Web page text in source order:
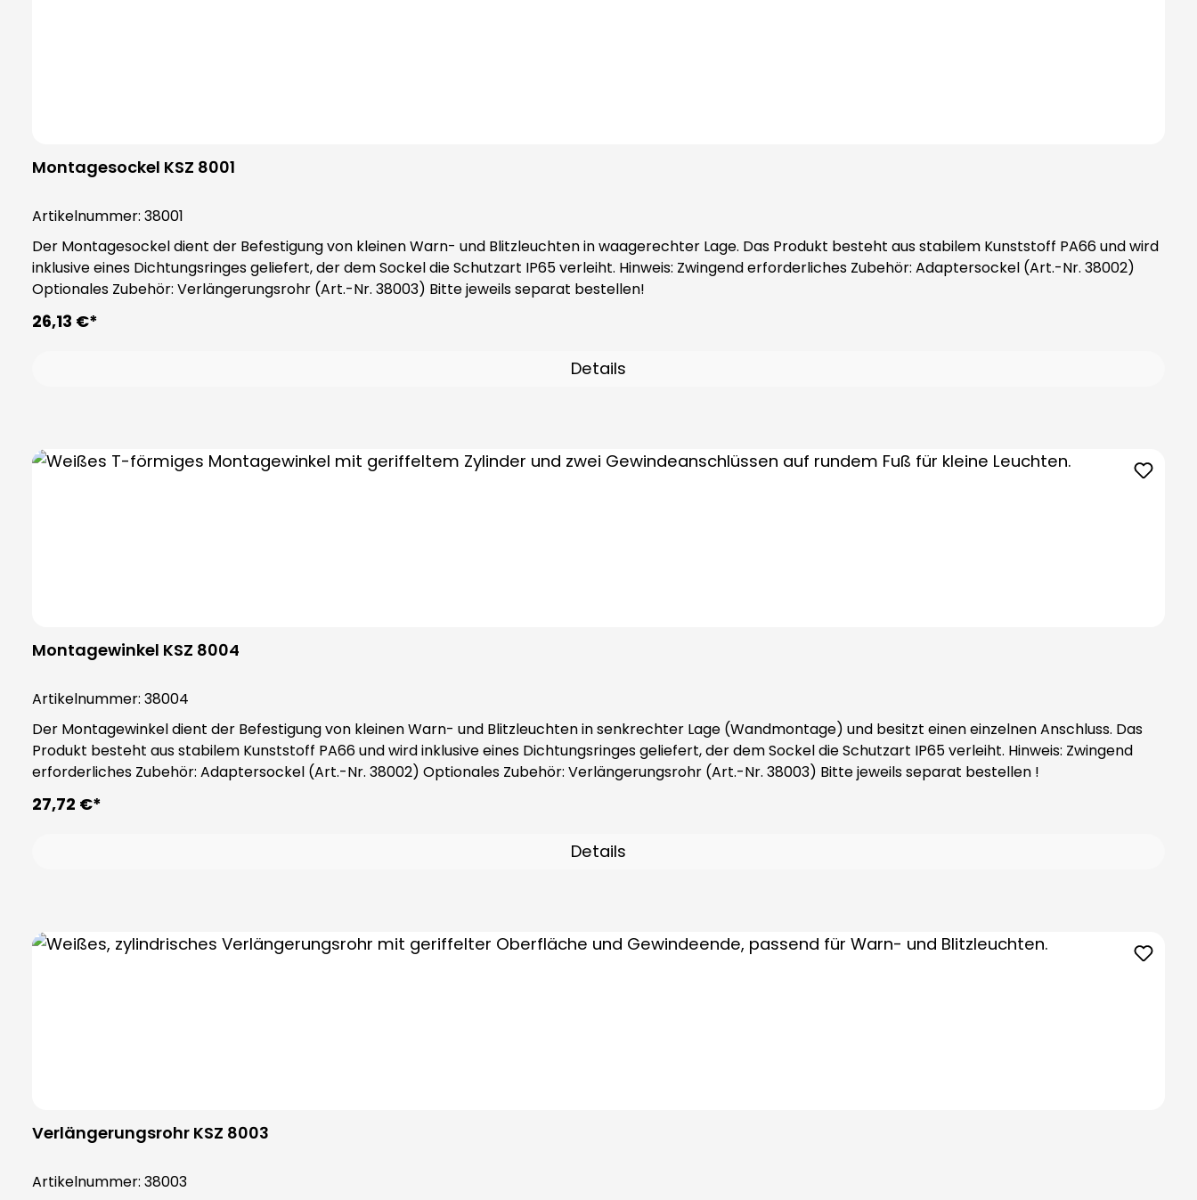
Montagesockel KSZ 8001
Artikelnummer: 38001
Der Montagesockel dient der Befestigung von kleinen Warn- und Blitzleuchten in waagerechter Lage. Das Produkt besteht aus stabilem Kunststoff PA66 und wird
inklusive eines Dichtungsringes geliefert, der dem Sockel die Schutzart IP65 verleiht. Hinweis: Zwingend erforderliches Zubehör: Adaptersockel (Art.-Nr. 38002)
Optionales Zubehör: Verlängerungsrohr (Art.-Nr. 38003) Bitte jeweils separat bestellen!
26,13 €*
Details
Montagewinkel KSZ 8004
Artikelnummer: 38004
Der Montagewinkel dient der Befestigung von kleinen Warn- und Blitzleuchten in senkrechter Lage (Wandmontage) und besitzt einen einzelnen Anschluss. Das
Produkt besteht aus stabilem Kunststoff PA66 und wird inklusive eines Dichtungsringes geliefert, der dem Sockel die Schutzart IP65 verleiht. Hinweis: Zwingend
erforderliches Zubehör: Adaptersockel (Art.-Nr. 38002) Optionales Zubehör: Verlängerungsrohr (Art.-Nr. 38003) Bitte jeweils separat bestellen !
27,72 €*
Details
Verlängerungsrohr KSZ 8003
Artikelnummer: 38003